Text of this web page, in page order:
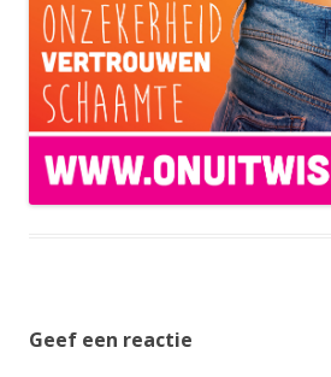
Geef een reactie